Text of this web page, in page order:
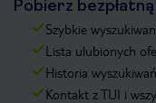
Pobierz
Szybkie
Lista ulubionych
Historia
Kontakt z TUI i